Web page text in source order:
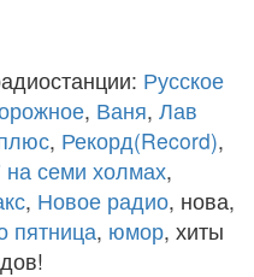
Русское
, Ваня, Лав
, Рекорд(Record),
на семи холмах,
, Новое радио, нова,
пятница, юмор, хиты